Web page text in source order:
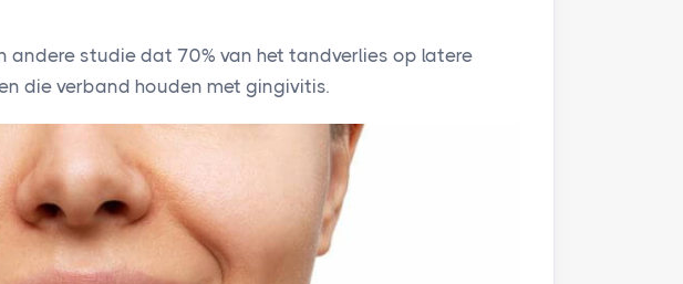
andere studie dat 70% van het tandverlies op latere
die verband houden met gingivitis.